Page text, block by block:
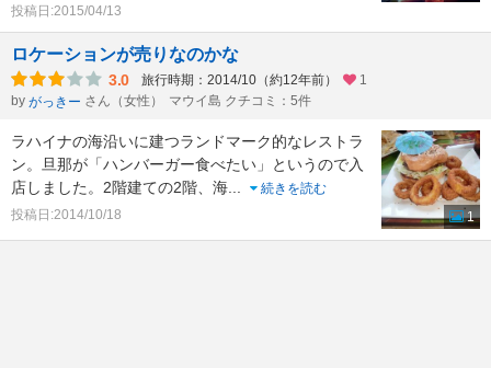
投稿日:2015/04/13
ロケーションが売りなのかな
3.0 旅行時期：2014/10（約12年前）
1
by がっきー さん（女性） マウイ島 クチコミ：5件
ラハイナの海沿いに建つランドマーク的なレストラ
ン。旦那が「ハンバーガー食べたい」というので入
店しました。2階建ての2階、海...
続きを読む
投稿日:2014/10/18
1